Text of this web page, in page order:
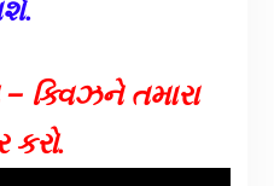
ક્વિઝને તમારા
કરો.